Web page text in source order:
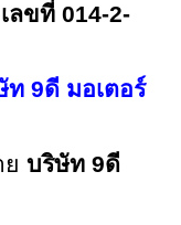
เลขที่ 014-2-
มอเตอร์
บริษัท 9ดี